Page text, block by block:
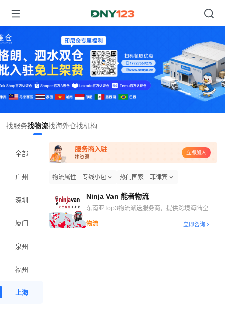
找服务找物流找海外仓找机构
全部
广州
深圳
厦门
泉州
福州
上海
服务商入驻
·找资源
立即加入
物流属性 专线小包 热门国家 菲律宾
Ninja Van 能者物流
东南亚Top3物流派送服务商，提供跨境海陆空干
方案
物流 立即咨询